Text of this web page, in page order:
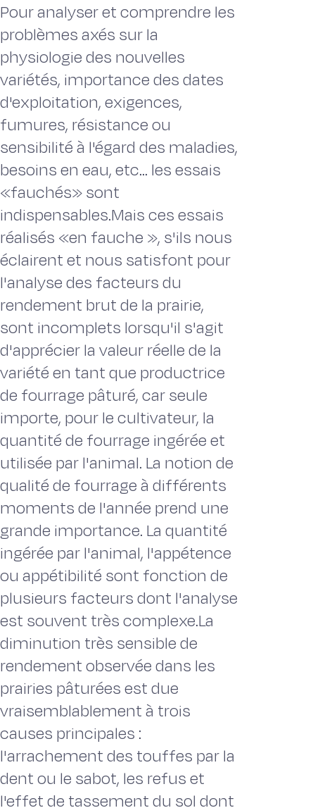
Pour analyser et comprendre les
problèmes axés sur la
physiologie des nouvelles
variétés, importance des dates
d'exploitation, exigences,
fumures, résistance ou
sensibilité à l'égard des maladies,
besoins en eau, etc... les essais
«fauchés» sont
indispensables.Mais ces essais
réalisés «en fauche », s'ils nous
éclairent et nous satisfont pour
l'analyse des facteurs du
rendement brut de la prairie,
sont incomplets lorsqu'il s'agit
d'apprécier la valeur réelle de la
variété en tant que productrice
de fourrage pâturé, car seule
importe, pour le cultivateur, la
quantité de fourrage ingérée et
utilisée par l'animal. La notion de
qualité de fourrage à différents
moments de l'année prend une
grande importance. La quantité
ingérée par l'animal, l'appétence
ou appétibilité sont fonction de
plusieurs facteurs dont l'analyse
est souvent très complexe.La
diminution très sensible de
rendement observée dans les
prairies pâturées est due
vraisemblablement à trois
causes principales :
l'arrachement des touffes par la
dent ou le sabot, les refus et
l'effet de tassement du sol dont